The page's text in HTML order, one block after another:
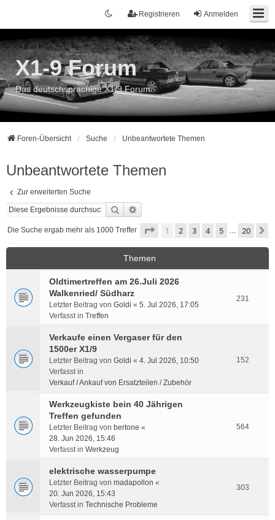
Anmelden
Registrieren
X1-9 Forum
Das deutschsprachige X1/9 Forum
Foren-Übersicht Suche Unbeantwortete Themen
Unbeantwortete Themen
Zur erweiterten Suche
Suche
Die Suche ergab mehr als 1000 Treffer Seite 1von 20
1 2 3 4 5 … 20
Themen
Oldtimertreffen am 26.Juli 2026
Walkenried/ Südharz
Letzter Beitrag von Goldi « 5. Jul 2026, 17:05
Verfasst in Treffen
231
Verkaufe einen Vergaser für den
1500er X1/9
Letzter Beitrag von Goldi « 4. Jul 2026, 10:50
Verfasst in
Verkauf / Ankauf von Ersatzteilen / Zubehör
152
Werkzeugkiste bein 40 Jährigen
Treffen gefunden
Letzter Beitrag von bertone «
28. Jun 2026, 15:46
Verfasst in Werkzeug
564
elektrische wasserpumpe
Letzter Beitrag von madapollon «
20. Jun 2026, 15:43
Verfasst in Technische Probleme
303